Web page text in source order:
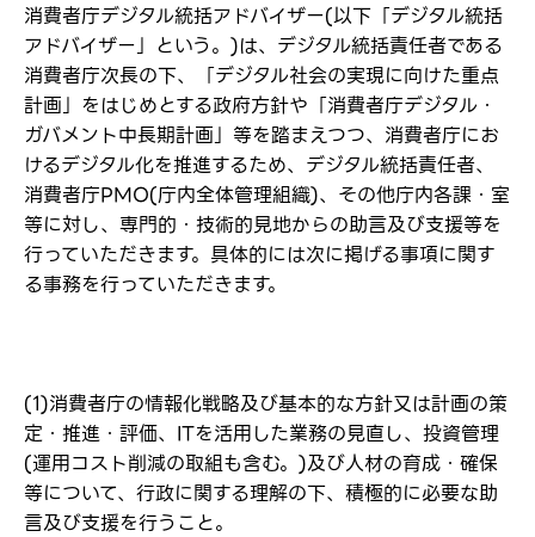
消費者庁デジタル統括アドバイザー(以下「デジタル統括
アドバイザー」という。)は、デジタル統括責任者である
消費者庁次長の下、「デジタル社会の実現に向けた重点
計画」をはじめとする政府方針や「消費者庁デジタル・
ガバメント中長期計画」等を踏まえつつ、消費者庁にお
けるデジタル化を推進するため、デジタル統括責任者、
消費者庁PMO(庁内全体管理組織)、その他庁内各課・室
等に対し、専門的・技術的見地からの助言及び支援等を
行っていただきます。具体的には次に掲げる事項に関す
る事務を行っていただきます。
(1)消費者庁の情報化戦略及び基本的な方針又は計画の策
定・推進・評価、ITを活用した業務の見直し、投資管理
(運用コスト削減の取組も含む。)及び人材の育成・確保
等について、行政に関する理解の下、積極的に必要な助
言及び支援を行うこと。